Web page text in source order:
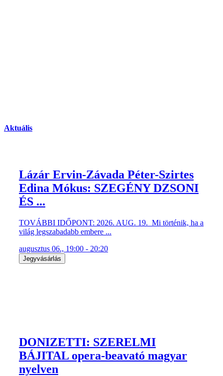
Aktuális
Lázár Ervin-Závada Péter-Szirtes
Edina Mókus: SZEGÉNY DZSONI
ÉS ...
TOVÁBBI IDŐPONT: 2026. AUG. 19. Mi történik, ha a
világ legszabadabb embere ...
augusztus 06., 19:00 - 20:20
Jegyvásárlás
DONIZETTI: SZERELMI
BÁJITAL opera-beavató magyar
nyelven